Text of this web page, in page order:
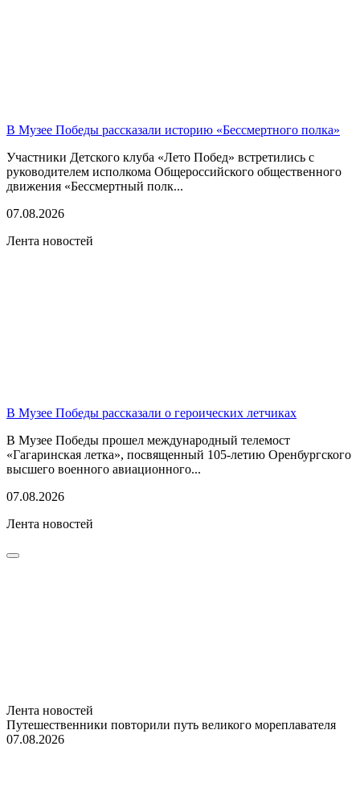
В Музее Победы рассказали историю «Бессмертного полка»
Участники Детского клуба «Лето Побед» встретились с
руководителем исполкома Общероссийского общественного
движения «Бессмертный полк...
07.08.2026
Лента новостей
В Музее Победы рассказали о героических летчиках
В Музее Победы прошел международный телемост
«Гагаринская летка», посвященный 105-летию Оренбургского
высшего военного авиационного...
07.08.2026
Лента новостей
Лента новостей
Путешественники повторили путь великого мореплавателя
07.08.2026